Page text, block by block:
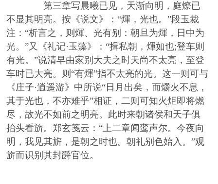
第三章写晨曦已见，天渐向明，庭燎已
不显其明亮。按《说文》： “煇，光也。”段玉裁
注：“析言之，则煇、光有别：朝旦为煇，日中为
光。”又《礼记·玉藻》：“揖私朝，煇如也;登车则
有光。”说清早由家别大夫之时天尚不太亮，至登
车时已大亮。则“有煇”指不太亮的光。这一则可与
《庄子·逍遥游》中所说“日月出矣，而爝火不息，
其于光也，不亦难乎”相证，二则可知火炬即将燃
尽，故光不如前之明亮。此时来朝诸侯和天子俱
抬头看旂。郑玄笺云：“上二章闻鸾声尔。今夜向
明，我见其旂，是朝之时也。朝礼别色始入。”观
旂而识别其封爵官位。